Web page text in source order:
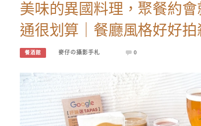
美味的異國料理，聚餐約
通很划算｜餐廳風格好好拍
餐酒館 麥仔の攝影手札 0